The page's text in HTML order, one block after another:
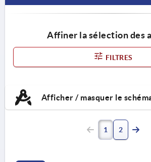
Affiner la sélection des
FILTRES
Afficher / masquer le
1 2